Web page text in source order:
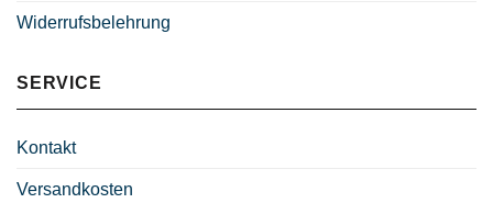
Widerrufsbelehrung
SERVICE
Kontakt
Versandkosten